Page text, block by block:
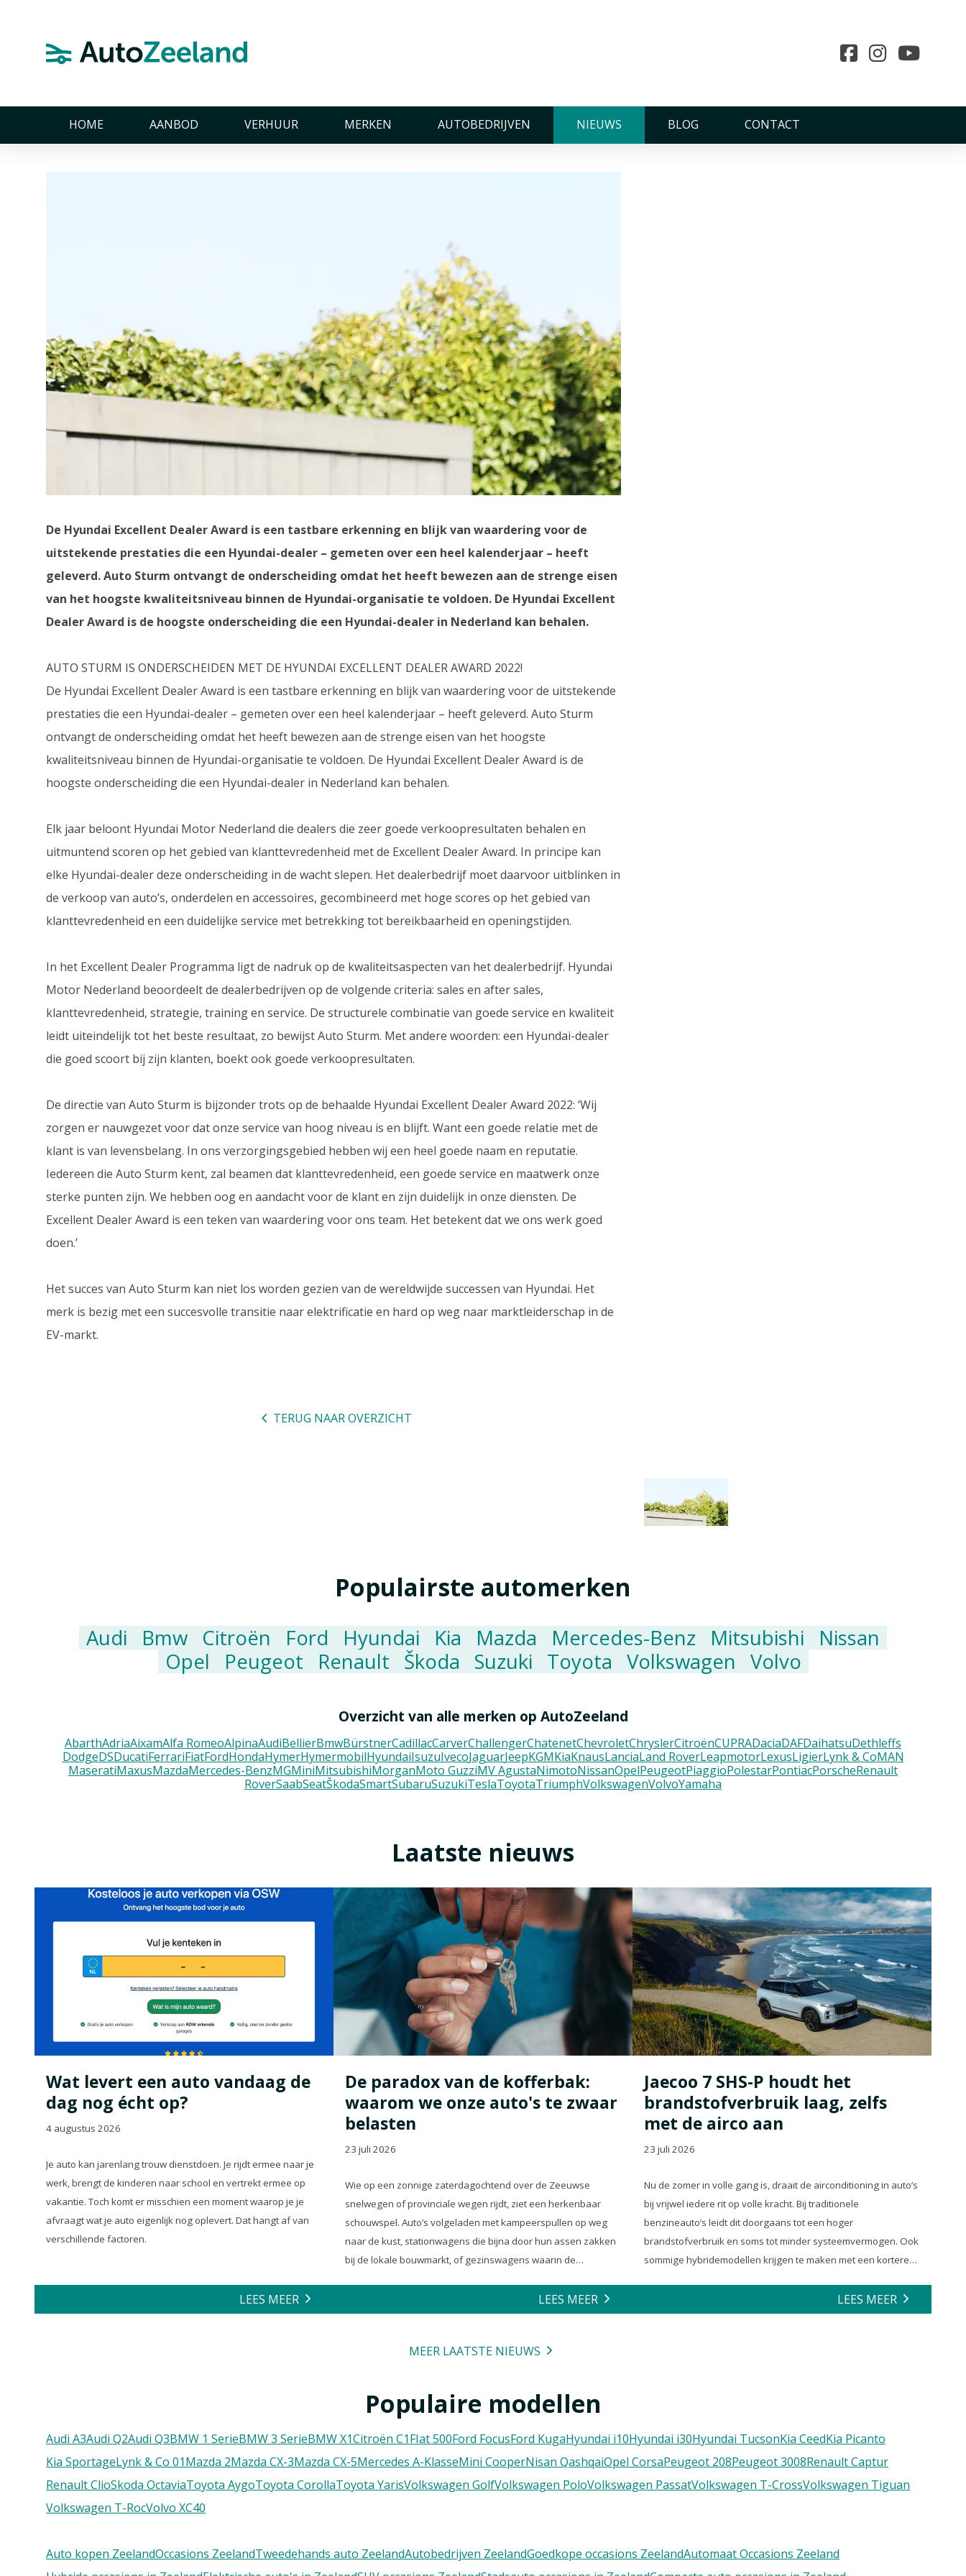
HOME AANBOD VERHUUR MERKEN AUTOBEDRIJVEN NIEUWS BLOG CONTACT
Auto Sturm Hyundai Excellent dealer
Auto Sturm Hyundai Excellent dealer
De Hyundai Excellent Dealer Award is een tastbare erkenning en blijk van waardering voor de
uitstekende prestaties die een Hyundai-dealer – gemeten over een heel kalenderjaar – heeft
geleverd. Auto Sturm ontvangt de onderscheiding omdat het heeft bewezen aan de strenge eisen
van het hoogste kwaliteitsniveau binnen de Hyundai-organisatie te voldoen. De Hyundai Excellent
Dealer Award is de hoogste onderscheiding die een Hyundai-dealer in Nederland kan behalen.
AUTO STURM IS ONDERSCHEIDEN MET DE HYUNDAI EXCELLENT DEALER AWARD 2022!
De Hyundai Excellent Dealer Award is een tastbare erkenning en blijk van waardering voor de uitstekende
prestaties die een Hyundai-dealer – gemeten over een heel kalenderjaar – heeft geleverd. Auto Sturm
ontvangt de onderscheiding omdat het heeft bewezen aan de strenge eisen van het hoogste
kwaliteitsniveau binnen de Hyundai-organisatie te voldoen. De Hyundai Excellent Dealer Award is de
hoogste onderscheiding die een Hyundai-dealer in Nederland kan behalen.
Elk jaar beloont Hyundai Motor Nederland die dealers die zeer goede verkoopresultaten behalen en
uitmuntend scoren op het gebied van klanttevredenheid met de Excellent Dealer Award. In principe kan
elke Hyundai-dealer deze onderscheiding in de wacht slepen. Het dealerbedrijf moet daarvoor uitblinken in
de verkoop van auto’s, onderdelen en accessoires, gecombineerd met hoge scores op het gebied van
klanttevredenheid en een duidelijke service met betrekking tot bereikbaarheid en openingstijden.
In het Excellent Dealer Programma ligt de nadruk op de kwaliteitsaspecten van het dealerbedrijf. Hyundai
Motor Nederland beoordeelt de dealerbedrijven op de volgende criteria: sales en after sales,
klanttevredenheid, strategie, training en service. De structurele combinatie van goede service en kwaliteit
leidt uiteindelijk tot het beste resultaat, zo bewijst Auto Sturm. Met andere woorden: een Hyundai-dealer
die goed scoort bij zijn klanten, boekt ook goede verkoopresultaten.
De directie van Auto Sturm is bijzonder trots op de behaalde Hyundai Excellent Dealer Award 2022: ‘Wij
zorgen er nauwgezet voor dat onze service van hoog niveau is en blijft. Want een goede relatie met de
klant is van levensbelang. In ons verzorgingsgebied hebben wij een heel goede naam en reputatie.
Iedereen die Auto Sturm kent, zal beamen dat klanttevredenheid, een goede service en maatwerk onze
sterke punten zijn. We hebben oog en aandacht voor de klant en zijn duidelijk in onze diensten. De
Excellent Dealer Award is een teken van waardering voor ons team. Het betekent dat we ons werk goed
doen.’
Het succes van Auto Sturm kan niet los worden gezien van de wereldwijde successen van Hyundai. Het
merk is bezig met een succesvolle transitie naar elektrificatie en hard op weg naar marktleiderschap in de
EV-markt.
TERUG NAAR OVERZICHT
Populairste automerken
Audi Bmw Citroën Ford Hyundai Kia Mazda Mercedes-Benz Mitsubishi
Nissan
Opel
Peugeot Renault Škoda Suzuki Toyota Volkswagen Volvo
Overzicht van alle merken op AutoZeeland
AbarthAdriaAixamAlfa RomeoAlpinaAudiBellierBmwBürstnerCadillacCarverChallengerChatenetChevroletChryslerCitroënCUPRADaciaDAFDaihatsuDethleffs
DodgeDSDucatiFerrariFiatFordHondaHymerHymermobilHyundaiIsuzuIvecoJaguarJeepKGMKiaKnausLanciaLand RoverLeapmotorLexusLigierLynk & CoMAN
MaseratiMaxusMazdaMercedes-BenzMGMiniMitsubishiMorganMoto GuzziMV AgustaNimotoNissanOpelPeugeotPiaggioPolestarPontiacPorscheRenault
RoverSaabSeatŠkodaSmartSubaruSuzukiTeslaToyotaTriumphVolkswagenVolvoYamaha
Laatste nieuws
Wat levert een auto vandaag de
dag nog écht op?
4 augustus 2026
Je auto kan jarenlang trouw dienstdoen. Je rijdt ermee naar je
werk, brengt de kinderen naar school en vertrekt ermee op
vakantie. Toch komt er misschien een moment waarop je je
afvraagt wat je auto eigenlijk nog oplevert. Dat hangt af van
verschillende factoren.
LEES MEER
De paradox van de kofferbak:
waarom we onze auto's te zwaar
belasten
23 juli 2026
Wie op een zonnige zaterdagochtend over de Zeeuwse
snelwegen of provinciale wegen rijdt, ziet een herkenbaar
schouwspel. Auto’s volgeladen met kampeerspullen op weg
naar de kust, stationwagens die bijna door hun assen zakken
bij de lokale bouwmarkt, of gezinswagens waarin de
loungeset voor de tuin mee te zeulen. We houden van onze
auto’s en we verwachten dat ze alles kunnen.
LEES MEER
Jaecoo 7 SHS-P houdt het
brandstofverbruik laag, zelfs
met de airco aan
23 juli 2026
Nu de zomer in volle gang is, draait de airconditioning in auto’s
bij vrijwel iedere rit op volle kracht. Bij traditionele
benzineauto’s leidt dit doorgaans tot een hoger
brandstofverbruik en soms tot minder systeemvermogen. Ook
sommige hybridemodellen krijgen te maken met een kortere
LEES MEER
MEER LAATSTE NIEUWS
Populaire modellen
Audi A3Audi Q2Audi Q3BMW 1 SerieBMW 3 SerieBMW X1Citroën C1FIat 500Ford FocusFord KugaHyundai i10Hyundai i30Hyundai TucsonKia CeedKia Picanto
Kia SportageLynk & Co 01Mazda 2Mazda CX-3Mazda CX-5Mercedes A-KlasseMini CooperNisan QashqaiOpel CorsaPeugeot 208Peugeot 3008Renault Captur
Renault ClioSkoda OctaviaToyota AygoToyota CorollaToyota YarisVolkswagen GolfVolkswagen PoloVolkswagen PassatVolkswagen T-CrossVolkswagen Tiguan
Volkswagen T-RocVolvo XC40
Auto kopen ZeelandOccasions ZeelandTweedehands auto ZeelandAutobedrijven ZeelandGoedkope occasions ZeelandAutomaat Occasions Zeeland